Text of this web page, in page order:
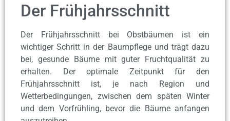
Der Frühjahrsschnitt
Der Frühjahrsschnitt bei Obstbäumen ist ein
wichtiger Schritt in der Baumpflege und trägt dazu
bei, gesunde Bäume mit guter Fruchtqualität zu
erhalten. Der optimale Zeitpunkt für den
Frühjahrsschnitt ist, je nach Region und
Wetterbedingungen, zwischen dem späten Winter
und dem Vorfrühling, bevor die Bäume anfangen